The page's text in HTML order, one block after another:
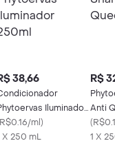
38,66
Iluminador
R$0.16/ml)
X 250 mL
R$
Anti
(
1 X